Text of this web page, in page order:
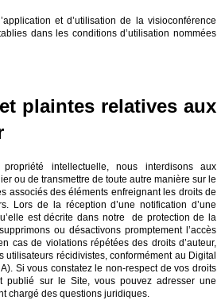
et d’utilisation de la visioconférence
dans les conditions d’utilisation nommées
plaintes relatives aux
intellectuelle, nous interdisons aux
ou de transmettre de toute autre manière sur le
associés des éléments enfreignant les droits de
Lors de la réception d’une notification d’une
est décrite dans notre de protection de la
ou désactivons promptement l’accès
cas de violations répétées des droits d’auteur,
utilisateurs récidivistes, conformément au Digital
Si vous constatez le non-respect de vos droits
publié sur le Site, vous pouvez adresser une
chargé des questions juridiques.